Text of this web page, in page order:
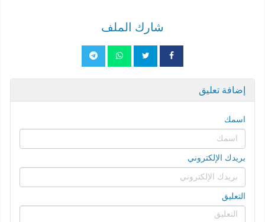
شارك الملف
إضافة تعليق
اسمك
بريدك الإلكتروني
التعليق